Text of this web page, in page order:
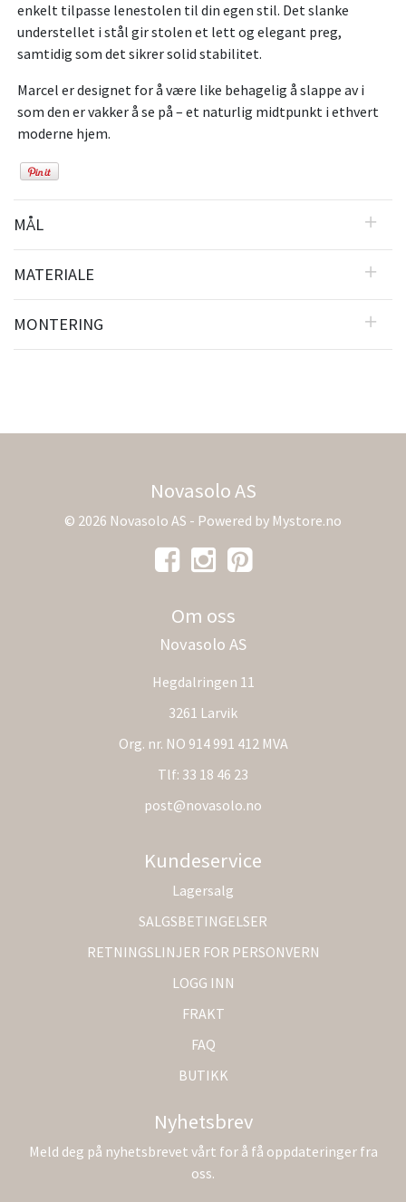
enkelt tilpasse lenestolen til din egen stil. Det slanke
understellet i stål gir stolen et lett og elegant preg,
samtidig som det sikrer solid stabilitet.
Marcel er designet for å være like behagelig å slappe av i
som den er vakker å se på – et naturlig midtpunkt i ethvert
moderne hjem.
MÅL
MATERIALE
MONTERING
Novasolo AS
© 2026 Novasolo AS - Powered by Mystore.no
Om oss
Novasolo AS
Hegdalringen 11
3261 Larvik
Org. nr. NO 914 991 412 MVA
Tlf: 33 18 46 23
post@novasolo.no
Kundeservice
Lagersalg
SALGSBETINGELSER
RETNINGSLINJER FOR PERSONVERN
LOGG INN
FRAKT
FAQ
BUTIKK
Nyhetsbrev
Meld deg på nyhetsbrevet vårt for å få oppdateringer fra
oss.